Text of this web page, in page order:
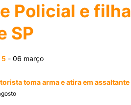
Policial e
SP
5 - 06 março
toma arma e atira em assaltante